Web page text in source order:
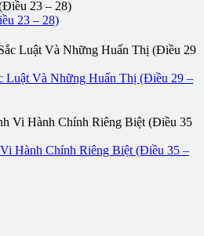
23 – 28)
Luật Và Những Huấn Thị (Điều 29 –
Hành Chính Riêng Biệt (Điều 35 –